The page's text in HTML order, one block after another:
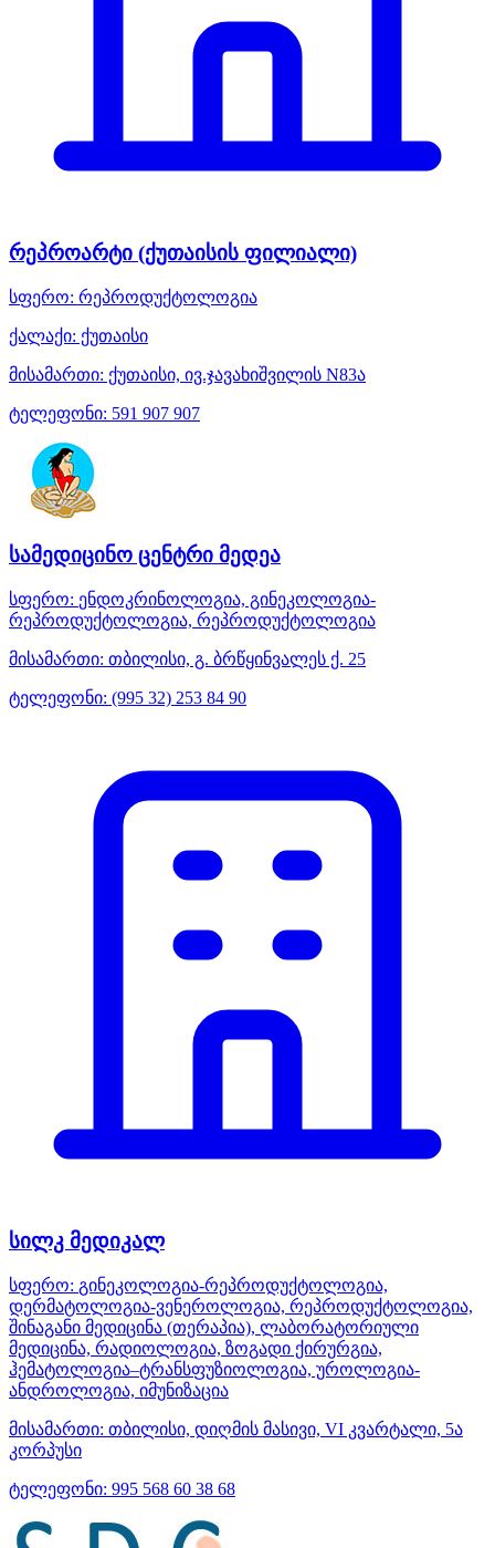
რეპროარტი (ქუთაისის ფილიალი)
სფერო: რეპროდუქტოლოგია
ქალაქი: ქუთაისი
მისამართი: ქუთაისი, ივ.ჯავახიშვილის N83ა
ტელეფონი: 591 907 907
სამედიცინო ცენტრი მედეა
სფერო: ენდოკრინოლოგია, გინეკოლოგია-
რეპროდუქტოლოგია, რეპროდუქტოლოგია
მისამართი: თბილისი, გ. ბრწყინვალეს ქ. 25
ტელეფონი: (995 32) 253 84 90
სილკ მედიკალ
სფერო: გინეკოლოგია-რეპროდუქტოლოგია,
დერმატოლოგია-ვენეროლოგია, რეპროდუქტოლოგია,
შინაგანი მედიცინა (თერაპია), ლაბორატორიული
მედიცინა, რადიოლოგია, ზოგადი ქირურგია,
ჰემატოლოგია–ტრანსფუზიოლოგია, უროლოგია-
ანდროლოგია, იმუნიზაცია
მისამართი: თბილისი, დიღმის მასივი, VI კვარტალი, 5ა
კორპუსი
ტელეფონი: 995 568 60 38 68